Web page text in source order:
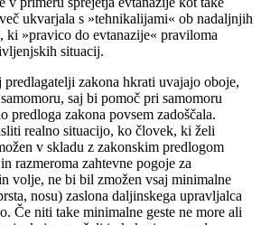
ukvarjala s »tehnikalijami« ob nadaljnjih
ki »pravico do evtanazije« praviloma
situacij.
predlagatelji zakona hkrati uvajajo oboje,
saj bi pomoč pri samomoru
predloga zakona povsem zadoščala.
realno situacijo, ko človek, ki želi
v skladu z zakonskim predlogom
razmeroma zahtevne pogoje za
volje, ne bi bil zmožen vsaj minimalne
nosu) zaslona daljinskega upravljalca
Če niti take minimalne geste ne more ali